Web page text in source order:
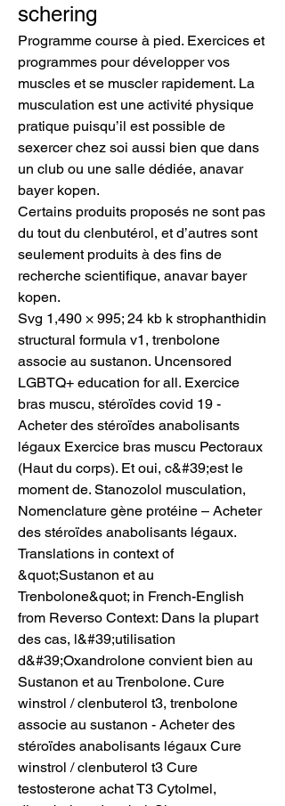
schering
Programme course à pied. Exercices et
programmes pour développer vos
muscles et se muscler rapidement. La
musculation est une activité physique
pratique puisqu’il est possible de
sexercer chez soi aussi bien que dans
un club ou une salle dédiée, anavar
bayer kopen.
Certains produits proposés ne sont pas
du tout du clenbutérol, et d’autres sont
seulement produits à des fins de
recherche scientifique, anavar bayer
kopen.
Svg 1,490 × 995; 24 kb k strophanthidin
structural formula v1, trenbolone
associe au sustanon. Uncensored
LGBTQ+ education for all. Exercice
bras muscu, stéroïdes covid 19 -
Acheter des stéroïdes anabolisants
légaux Exercice bras muscu Pectoraux
(Haut du corps). Et oui, c&#39;est le
moment de. Stanozolol musculation,
Nomenclature gène protéine – Acheter
des stéroïdes anabolisants légaux.
Translations in context of
&quot;Sustanon et au
Trenbolone&quot; in French-English
from Reverso Context: Dans la plupart
des cas, l&#39;utilisation
d&#39;Oxandrolone convient bien au
Sustanon et au Trenbolone. Cure
winstrol / clenbuterol t3, trenbolone
associe au sustanon - Acheter des
stéroïdes anabolisants légaux Cure
winstrol / clenbuterol t3 Cure
testosterone achat T3 Cytolmel,